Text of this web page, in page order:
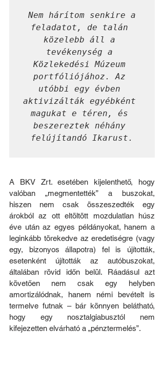
Nem hárítom senkire a
feladatot, de talán
közelebb áll a
tevékenység a
Közlekedési Múzeum
portfóliójához. Az
utóbbi egy évben
aktivizálták egyébként
magukat e téren, és
beszereztek néhány
felújítandó Ikarust.
A BKV Zrt. esetében kijelenthető, hogy
valóban „megmentették” a buszokat,
hiszen nem csak összeszedték egy
árokból az ott eltöltött mozdulatlan húsz
éve után az egyes példányokat, hanem a
leginkább törekedve az eredetiségre (vagy
egy, bizonyos állapotra) fel is újították,
esetenként újították az autóbuszokat,
általában rövid időn belül. Ráadásul azt
követően nem csak egy helyben
amortizálódnak, hanem némi bevételt is
termelve futnak – bár könnyen belátható,
hogy egy nosztalgiabusztól nem
kifejezetten elvárható a „pénztermelés”.